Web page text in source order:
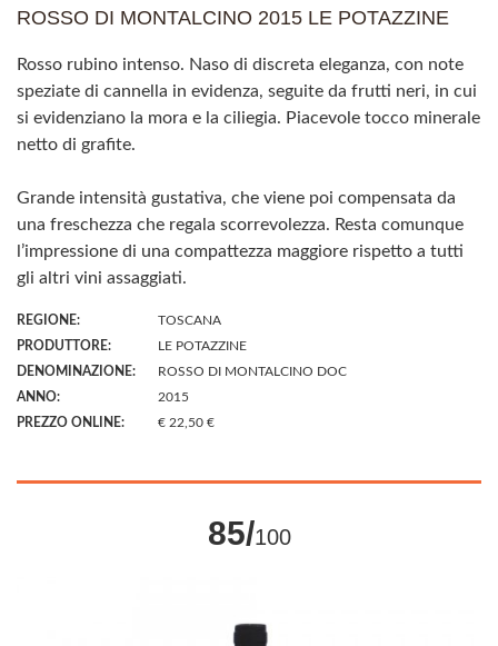
ROSSO DI MONTALCINO 2015 LE POTAZZINE
Rosso rubino intenso. Naso di discreta eleganza, con note
speziate di cannella in evidenza, seguite da frutti neri, in cui
si evidenziano la mora e la ciliegia. Piacevole tocco minerale
netto di grafite.
Grande intensità gustativa, che viene poi compensata da
una freschezza che regala scorrevolezza. Resta comunque
l’impressione di una compattezza maggiore rispetto a tutti
gli altri vini assaggiati.
REGIONE:
TOSCANA
PRODUTTORE:
LE POTAZZINE
DENOMINAZIONE:
ROSSO DI MONTALCINO DOC
ANNO:
2015
PREZZO ONLINE:
€ 22,50 €
85/100